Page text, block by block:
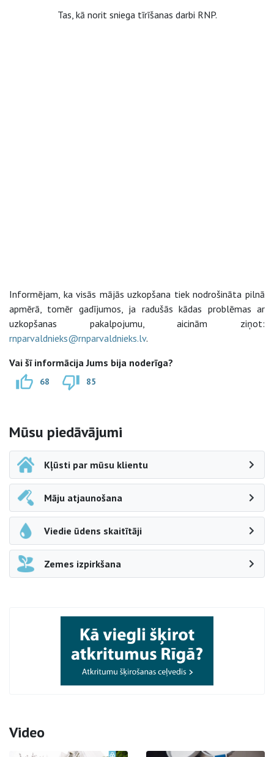
Tas, kā norit sniega tīrīšanas darbi RNP.
Informējam, ka visās mājās uzkopšana tiek nodrošināta pilnā
apmērā, tomēr gadījumos, ja radušās kādas problēmas ar
uzkopšanas pakalpojumu, aicinām ziņot:
rnparvaldnieks@rnparvaldnieks.lv.
Vai šī informācija Jums bija noderīga?
68 85
Sāna navigācija
Mūsu piedāvājumi
Kļūsti par mūsu klientu
Māju atjaunošana
Viedie ūdens skaitītāji
Zemes izpirkšana
Video